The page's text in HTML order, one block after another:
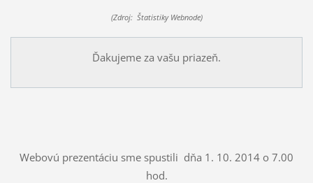
(Zdroj: Štatistiky Webnode)
Ďakujeme za vašu priazeň.
Webovú prezentáciu sme spustili dňa 1. 10. 2014 o 7.00
hod.